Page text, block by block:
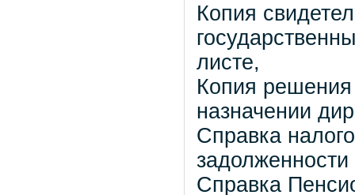
Копия
листе,
Копия решения
назначении
Справка
Справка